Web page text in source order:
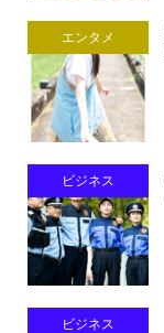
エンタメ
ビジネス
ビジネス